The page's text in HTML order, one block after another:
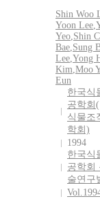
Shin Woo
Yoon Lee,
Yeo,Shin
Bae,Sung
Lee,Yong
Kim,Moo
Eun
한국식
공학회
식물조
학회)
1994
한국식
공학회
술연구